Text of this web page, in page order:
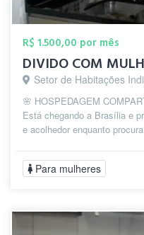
R$ 1.500,00 por mês
DIVIDO COM
Setor de Habitações
🌸 HOSPEDAGEM
Está chegando a Brasília e
e acolhedor enquanto
Para mulheres